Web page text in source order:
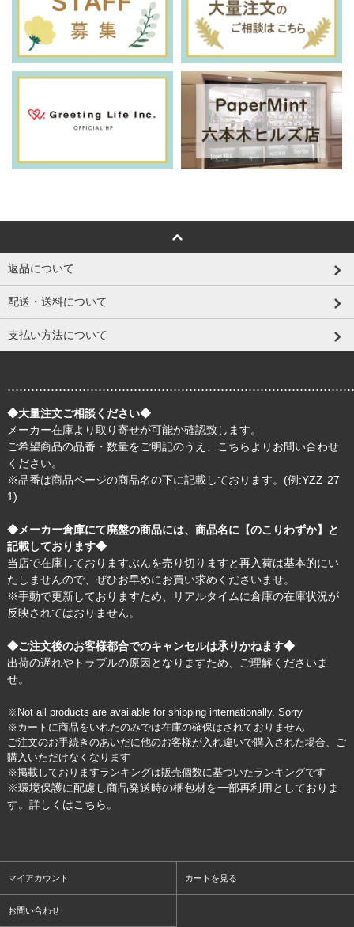
返品について
配送・送料について
支払い方法について
◆大量注文ご相談ください◆
メーカー在庫より取り寄せが可能か確認致します。
ご希望商品の品番・数量をご明記のうえ、
こちら よりお問い合わせ
ください。
※品番は商品ページの商品名の下に記載しております。(例:YZZ-27
1)
◆メーカー倉庫にて廃盤の商品には、商品名に【のこりわずか】と
記載しております◆
当店で在庫しておりますぶんを売り切りますと再入荷は基本的にい
たしませんので、ぜひお早めにお買い求めくださいませ。
※手動で更新しておりますため、リアルタイムに倉庫の在庫状況が
反映されてはおりません。
◆ご注文後のお客様都合でのキャンセルは承りかねます◆
出荷の遅れやトラブルの原因となりますため、ご理解くださいま
せ。
※Not all products are available for shipping internationally. Sorry
※カートに商品をいれたのみでは在庫の確保はされておりません
ご注文のお手続きのあいだに他のお客様が入れ違いで購入された場合、ご
購入いただけなくなります
※掲載しておりますランキングは販売個数に基づいたランキングです
※環境保護に配慮し商品発送時の梱包材を一部再利用としておりま
す。詳しくはこちら 。
マイアカウント カートを見る
お問い合わせ